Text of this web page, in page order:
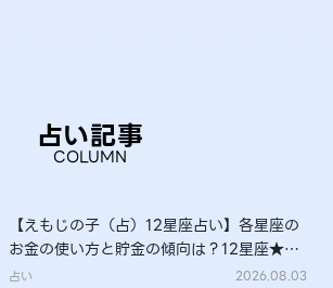
占い記事
COLUMN
【えもじの子（占）12星座占い】各星座の
お金の使い方と貯金の傾向は？12星座★徹
底解説
占い 2026.08.03